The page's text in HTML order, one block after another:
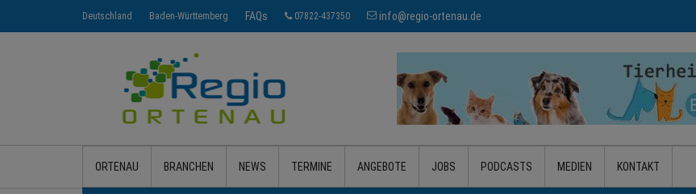
Deutschland Baden-Württemberg FAQs 07822-437350 info@regio-ortenau.de
ORTENAU BRANCHEN NEWS TERMINE ANGEBOTE JOBS PODCASTS MEDIEN KONTAKT